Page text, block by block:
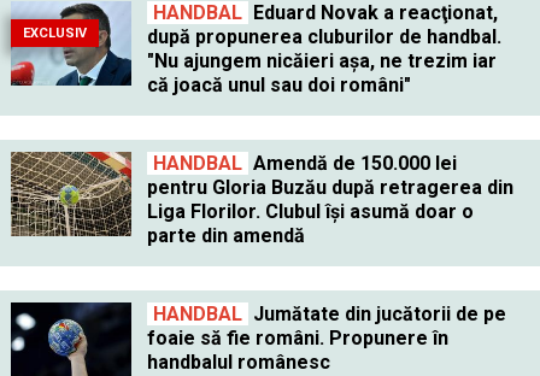
EXCLUSIV
HANDBAL
Eduard Novak a reacţionat,
după propunerea cluburilor de handbal.
"Nu ajungem nicăieri aşa, ne trezim iar
că joacă unul sau doi români"
HANDBAL Amendă de 150.000 lei
pentru Gloria Buzău după retragerea din
Liga Florilor. Clubul îşi asumă doar o
parte din amendă
HANDBAL Jumătate din jucătorii de pe
foaie să fie români. Propunere în
handbalul românesc